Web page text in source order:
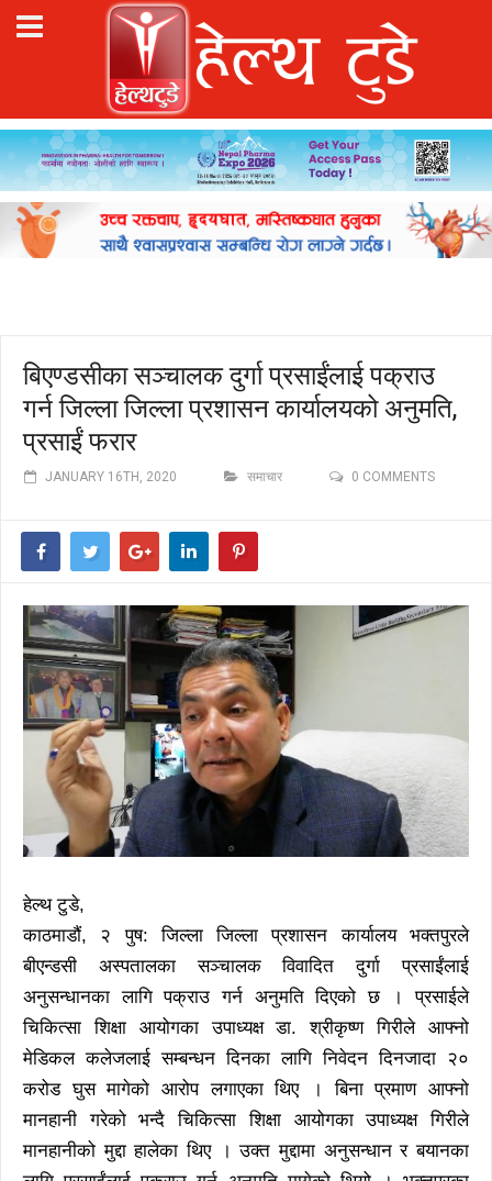
बिएण्डसीका सञ्चालक दुर्गा प्रसाईंलाई पक्राउ
गर्न जिल्ला जिल्ला प्रशासन कार्यालयको अनुमति,
प्रसाईं फरार
JANUARY 16TH, 2020 समाचार 0 COMMENTS
हेल्थ टुडे,
काठमाडौं, २ पुष: जिल्ला जिल्ला प्रशासन कार्यालय भक्तपुरले
बीएन्डसी अस्पतालका सञ्चालक विवादित दुर्गा प्रसाईंलाई
अनुसन्धानका लागि पक्राउ गर्न अनुमति दिएको छ । प्रसाईले
चिकित्सा शिक्षा आयोगका उपाध्यक्ष डा. श्रीकृष्ण गिरीले आफ्नो
मेडिकल कलेजलाई सम्बन्धन दिनका लागि निवेदन दिनजादा २०
करोड घुस मागेको आरोप लगाएका थिए । बिना प्रमाण आफ्नो
मानहानी गरेको भन्दै चिकित्सा शिक्षा आयोगका उपाध्यक्ष गिरीले
मानहानीको मुद्दा हालेका थिए । उक्त मुद्दामा अनुसन्धान र बयानका